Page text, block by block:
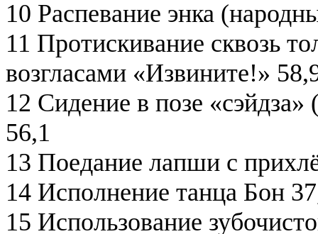
10 Распевание энка
11 Протискивание сквозь
возгласами «Извините!»
12 Сидение в позе
56,1
13 Поедание лапши с
14 Исполнение танца Бон
15 Использование